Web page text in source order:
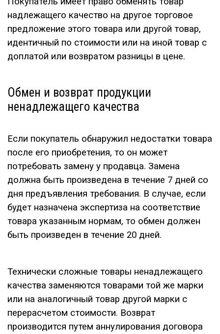
надлежащего качество на другое торговое
предложение этого товара или другой товар,
идентичный по стоимости или на иной товар с
доплатой или возвратом разницы в цене.
Обмен и возврат продукции
ненадлежащего качества
Если покупатель обнаружил недостатки товара
после его приобретения, то он может
потребовать замену у продавца. Замена
должна быть произведена в течение 7 дней со
дня предъявления требования. В случае, если
будет назначена экспертиза на соответствие
товара указанным нормам, то обмен должен
быть произведен в течение 20 дней.
Технически сложные товары ненадлежащего
качества заменяются товарами той же марки
или на аналогичный товар другой марки с
перерасчетом стоимости. Возврат
производится путем аннулирования договора